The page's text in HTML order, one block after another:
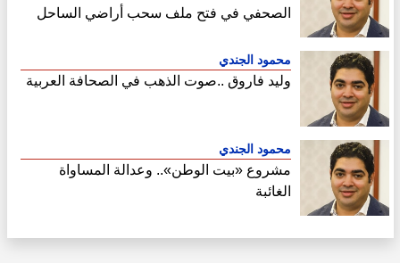
الصحفي في فتح ملف سحب أراضي الساحل
محمود الجندي
وليد فاروق ..صوت الذهب في الصحافة العربية
محمود الجندي
مشروع «بيت الوطن».. وعدالة المساواة
الغائبة